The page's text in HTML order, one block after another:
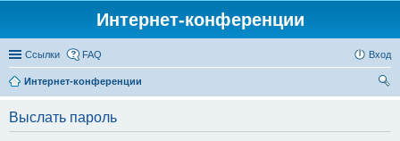
Интернет-конференции
Ссылки FAQ Вход
Интернет-конференции
Выслать пароль